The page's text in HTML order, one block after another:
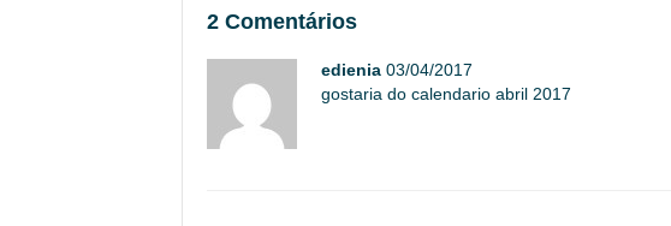
2 Comentários
edienia 03/04/2017
gostaria do calendario abril 2017